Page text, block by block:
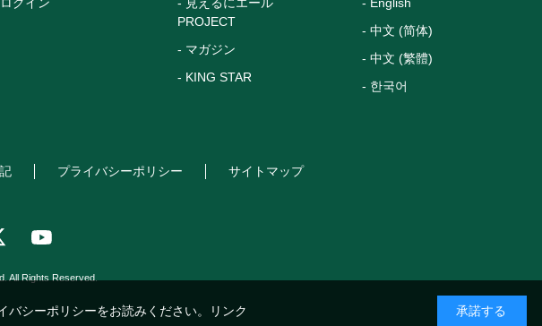
PROJECT
マガジン
KING STAR
中文 (简体)
中文 (繁體)
한국어
プライバシーポリシー サイトマップ
All Rights Reserved.
シーポリシーをお読みください。 リンク 承諾する